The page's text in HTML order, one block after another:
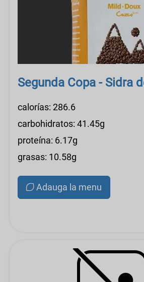
Segunda Copa - Sidra
calorías: 286.6
carbohidratos: 41.45g
proteína: 6.17g
grasas: 10.58g
Adauga la menu